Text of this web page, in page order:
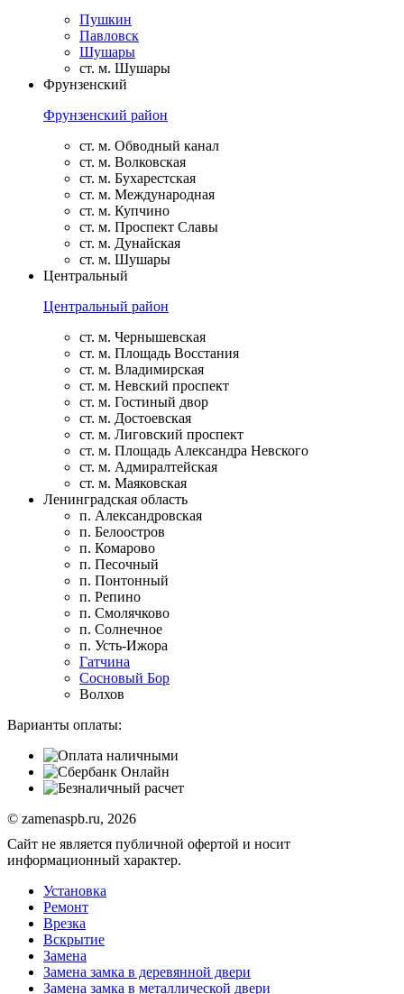
Пушкин
Павловск
Шушары
ст. м. Шушары
Фрунзенский
Фрунзенский район
ст. м. Обводный канал
ст. м. Волковская
ст. м. Бухарестская
ст. м. Международная
ст. м. Купчино
ст. м. Проспект Славы
ст. м. Дунайская
ст. м. Шушары
Центральный
Центральный район
ст. м. Чернышевская
ст. м. Площадь Восстания
ст. м. Владимирская
ст. м. Невский проспект
ст. м. Гостиный двор
ст. м. Достоевская
ст. м. Лиговский проспект
ст. м. Площадь Александра Невского
ст. м. Адмиралтейская
ст. м. Маяковская
Ленинградская область
п. Александровская
п. Белоостров
п. Комарово
п. Песочный
п. Понтонный
п. Репино
п. Смолячково
п. Солнечное
п. Усть-Ижора
Гатчина
Сосновый Бор
Волхов
Варианты оплаты:
© zamenaspb.ru, 2026
Сайт не является публичной офертой и носит
информационный характер.
Установка
Ремонт
Врезка
Вскрытие
Замена
Замена замка в деревянной двери
Замена замка в металлической двери